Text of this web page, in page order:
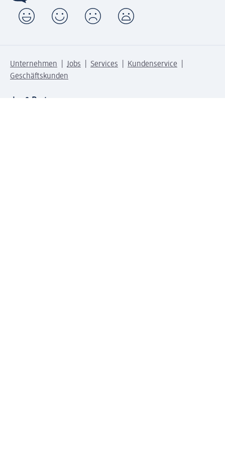
Unternehmen Jobs Services
Kundenservice
Geschäftskunden
dm & Partner